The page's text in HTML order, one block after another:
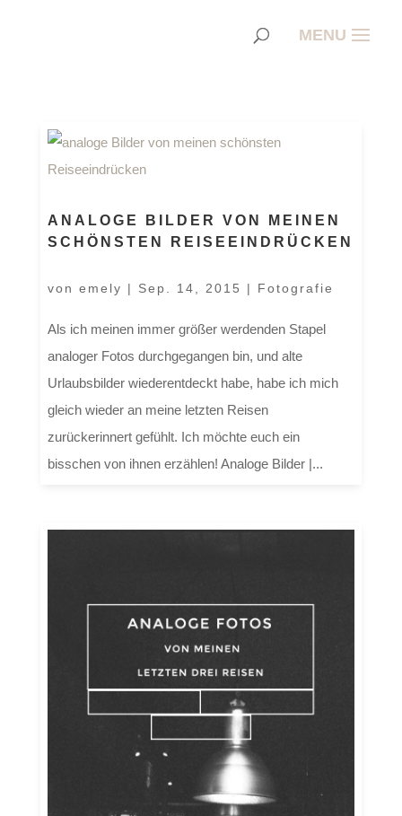
ANALOGE BILDER VON MEINEN
SCHÖNSTEN REISEEINDRÜCKEN
von emely | Sep. 14, 2015 | Fotografie
Als ich meinen immer größer werdenden Stapel
analoger Fotos durchgegangen bin, und alte
Urlaubsbilder wiederentdeckt habe, habe ich mich
gleich wieder an meine letzten Reisen
zurückerinnert gefühlt. Ich möchte euch ein
bisschen von ihnen erzählen! Analoge Bilder |...